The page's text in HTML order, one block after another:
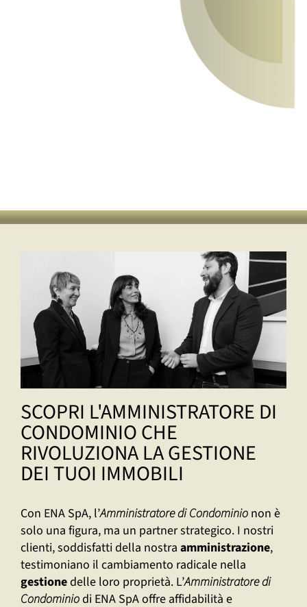
SCOPRI L'AMMINISTRATORE DI
CONDOMINIO CHE
RIVOLUZIONA LA GESTIONE
DEI TUOI IMMOBILI
Con ENA SpA, l’Amministratore di Condominio non è
solo una figura, ma un partner strategico. I nostri
clienti, soddisfatti della nostra amministrazione,
testimoniano il cambiamento radicale nella
gestionedelle loro proprietà. L’Amministratore di
Condominiodi ENA SpA offre affidabilità e